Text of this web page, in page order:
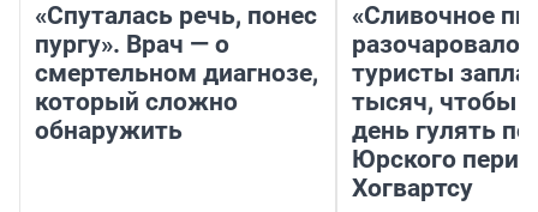
«Спуталась речь, понес
пургу». Врач — о
смертельном диагнозе,
который сложно
обнаружить
«Сливочное
разочаровало»:
туристы
тысяч, чтобы
день гулять по
Юрского
Хогвартсу